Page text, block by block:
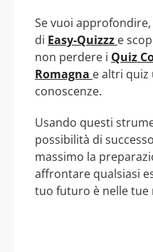
Se vuoi
di Easy-Quizzz e
non perdere i Quiz
Romagna e altri
conoscenze.
Usando questi
possibilità di
massimo la
affrontare qualsiasi
tuo futuro è nelle tue